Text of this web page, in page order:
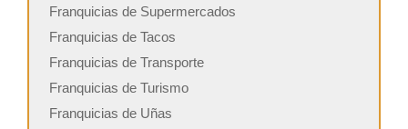
Franquicias de Supermercados
Franquicias de Tacos
Franquicias de Transporte
Franquicias de Turismo
Franquicias de Uñas